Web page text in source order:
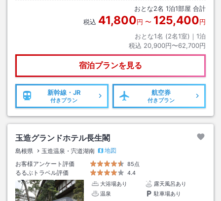
おとな2名 1泊1部屋 合計
税込 41,800円 〜 125,400円
おとな1名 (2名1室)｜ 1泊
税込 20,900円〜62,700円
宿泊プランを見る
新幹線・JR
付きプラン
航空券
付きプラン
玉造グランドホテル長生閣
島根県 玉造温泉・宍道湖南
地図
お客様アンケート評価
85点
るるぶトラベル評価
4.4
大浴場あり
露天風呂あり
温泉
駐車場あり